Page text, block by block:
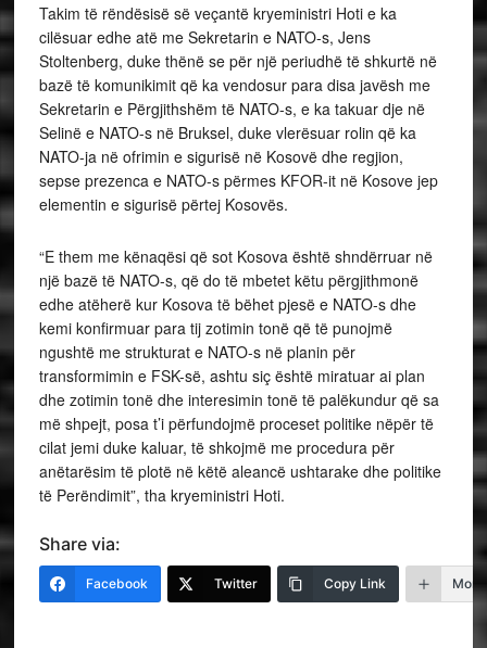
Takim të rëndësisë së veçantë kryeministri Hoti e ka
cilësuar edhe atë me Sekretarin e NATO-s, Jens
Stoltenberg, duke thënë se për një periudhë të shkurtë në
bazë të komunikimit që ka vendosur para disa javësh me
Sekretarin e Përgjithshëm të NATO-s, e ka takuar dje në
Selinë e NATO-s në Bruksel, duke vlerësuar rolin që ka
NATO-ja në ofrimin e sigurisë në Kosovë dhe regjion,
sepse prezenca e NATO-s përmes KFOR-it në Kosove jep
elementin e sigurisë përtej Kosovës.
“E them me kënaqësi që sot Kosova është shndërruar në
një bazë të NATO-s, që do të mbetet këtu përgjithmonë
edhe atëherë kur Kosova të bëhet pjesë e NATO-s dhe
kemi konfirmuar para tij zotimin tonë që të punojmë
ngushtë me strukturat e NATO-s në planin për
transformimin e FSK-së, ashtu siç është miratuar ai plan
dhe zotimin tonë dhe interesimin tonë të palëkundur që sa
më shpejt, posa t’i përfundojmë proceset politike nëpër të
cilat jemi duke kaluar, të shkojmë me procedura për
anëtarësim të plotë në këtë aleancë ushtarake dhe politike
të Perëndimit”, tha kryeministri Hoti.
Share via:
Facebook Twitter Copy Link More